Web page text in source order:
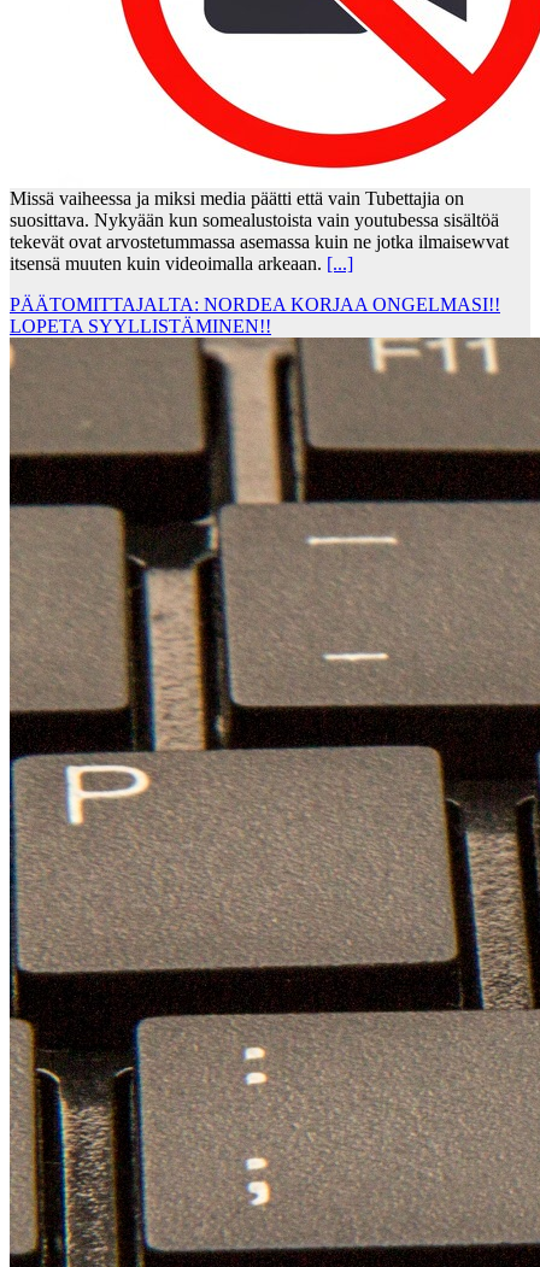
Missä vaiheessa ja miksi media päätti että vain Tubettajia on
suosittava. Nykyään kun somealustoista vain youtubessa sisältöä
tekevät ovat arvostetummassa asemassa kuin ne jotka ilmaisewvat
itsensä muuten kuin videoimalla arkeaan. [...]
PÄÄTOMITTAJALTA: NORDEA KORJAA ONGELMASI!!
LOPETA SYYLLISTÄMINEN!!